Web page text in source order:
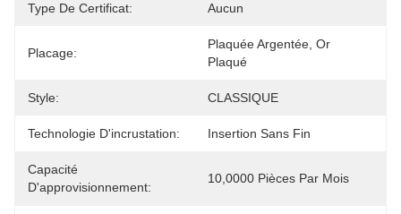
Type De Certificat: Aucun
Placage:
Plaquée Argentée, Or
Plaqué
Style: CLASSIQUE
Technologie D'incrustation: Insertion Sans Fin
Capacité
D'approvisionnement:
10,0000 Pièces Par Mois